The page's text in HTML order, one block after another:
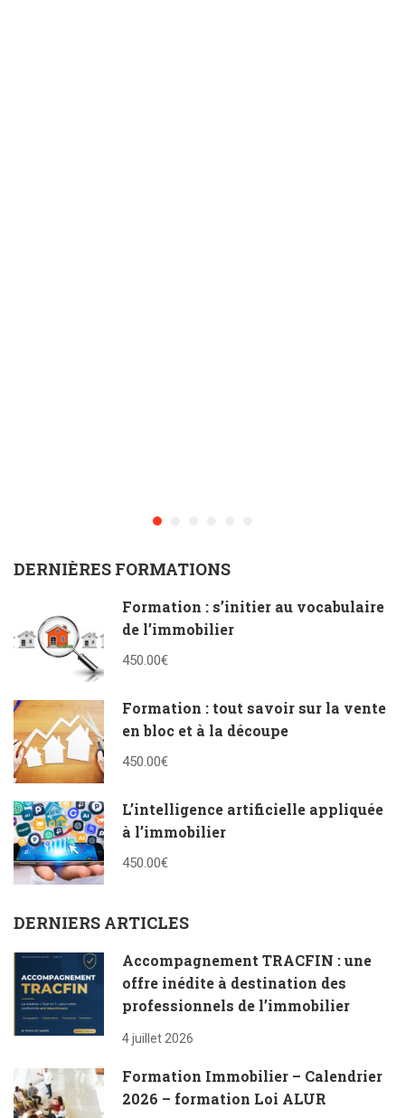
DERNIÈRES FORMATIONS
Formation : s’initier au vocabulaire
de l’immobilier
450.00€
Formation : tout savoir sur la vente
en bloc et à la découpe
450.00€
L’intelligence artificielle appliquée
à l’immobilier
450.00€
DERNIERS ARTICLES
Accompagnement TRACFIN : une
offre inédite à destination des
professionnels de l’immobilier
4 juillet 2026
Formation Immobilier – Calendrier
2026 – formation Loi ALUR